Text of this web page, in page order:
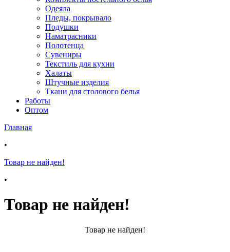
Одеяла
Пледы, покрывало
Подушки
Наматрасники
Полотенца
Сувениры
Текстиль для кухни
Халаты
Штучные изделия
Ткани для столового белья
Работы
Оптом
Главная
•
Товар не найден!
•
Товар не найден!
Товар не найден!